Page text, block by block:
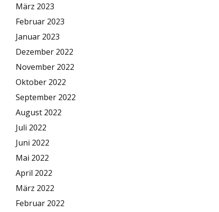
März 2023
Februar 2023
Januar 2023
Dezember 2022
November 2022
Oktober 2022
September 2022
August 2022
Juli 2022
Juni 2022
Mai 2022
April 2022
März 2022
Februar 2022